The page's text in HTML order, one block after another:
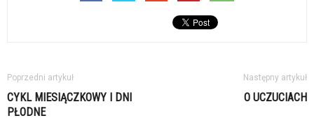
Poprzedni artykuł
CYKL MIESIĄCZKOWY I DNI
PŁODNE
Następny artykuł
O UCZUCIACH